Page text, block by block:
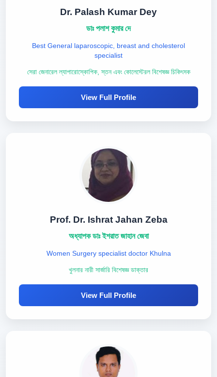
Dr. Palash Kumar Dey
ডাঃ পলাশ কুমার দে
Best General laparoscopic, breast and cholesterol
specialist
সেরা জেনারেল ল্যাপারোস্কোপিক, স্তন এবং কোলেস্টেরল বিশেষজ্ঞ চিকিৎসক
View Full Profile
Prof. Dr. Ishrat Jahan Zeba
অধ্যাপক ডাঃ ইশরাত জাহান জেবা
Women Surgery specialist doctor Khulna
খুলনার নারী সার্জারি বিশেষজ্ঞ ডাক্তার
View Full Profile